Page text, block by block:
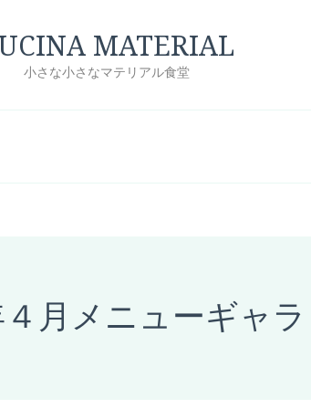
MATERIAL
小さな小さなマテリアル食堂
４月メニューギャ